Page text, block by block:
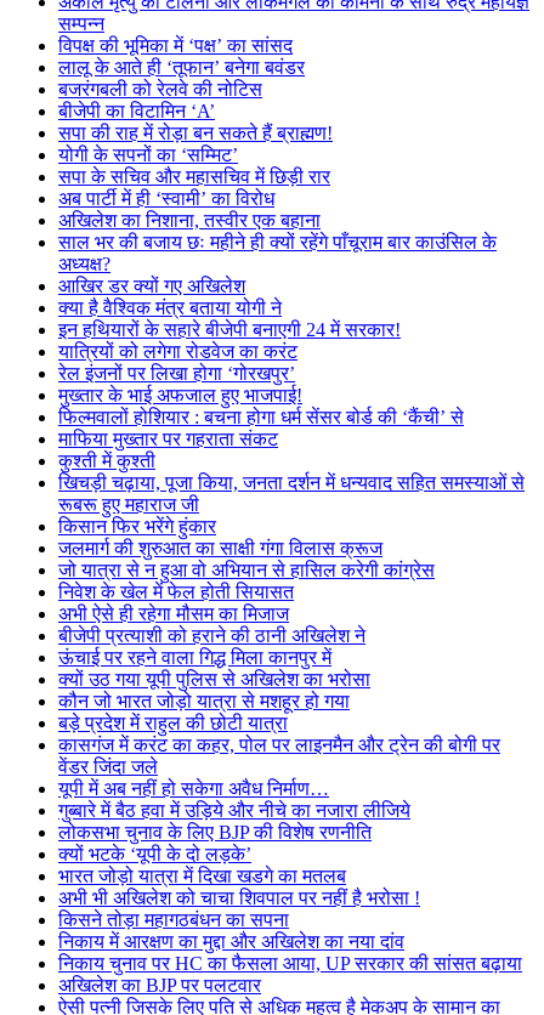
सम्पन्न
विपक्ष की भूमिका में ‘पक्ष’ का सांसद
लालू के आते ही ‘तूफान’ बनेगा बवंडर
बजरंगबली को रेलवे की नोटिस
बीजेपी का विटामिन ‘A’
सपा की राह में रोड़ा बन सकते हैं ब्राह्मण!
योगी के सपनों का ‘सम्मिट’
सपा के सचिव और महासचिव में छिड़ी रार
अब पार्टी में ही ‘स्वामी’ का विरोध
अखिलेश का निशाना, तस्वीर एक बहाना
साल भर की बजाय छः महीने ही क्यों रहेंगे पाँचूराम बार काउंसिल के
अध्यक्ष?
आखिर डर क्यों गए अखिलेश
क्या है वैश्विक मंत्र बताया योगी ने
इन हथियारों के सहारे बीजेपी बनाएगी 24 में सरकार!
यात्रियों को लगेगा रोडवेज का करंट
रेल इंजनों पर लिखा होगा ‘गोरखपुर’
मुख्तार के भाई अफजाल हुए भाजपाई!
फिल्मवालों होशियार : बचना होगा धर्म सेंसर बोर्ड की ‘कैंची’ से
माफिया मुख्तार पर गहराता संकट
कुश्ती में कुश्ती
खिचड़ी चढ़ाया, पूजा किया, जनता दर्शन में धन्यवाद सहित समस्याओं से
रूबरू हुए महाराज जी
किसान फिर भरेंगे हुंकार
जलमार्ग की शुरुआत का साक्षी गंगा विलास क्रूज
जो यात्रा से न हुआ वो अभियान से हासिल करेगी कांग्रेस
निवेश के खेल में फेल होती सियासत
अभी ऐसे ही रहेगा मौसम का मिजाज
बीजेपी प्रत्याशी को हराने की ठानी अखिलेश ने
ऊंचाई पर रहने वाला गिद्ध मिला कानपुर में
क्यों उठ गया यूपी पुलिस से अखिलेश का भरोसा
कौन जो भारत जोड़ो यात्रा से मशहूर हो गया
बड़े प्रदेश में राहुल की छोटी यात्रा
कासगंज में करंट का कहर, पोल पर लाइनमैन और ट्रेन की बोगी पर
वेंडर जिंदा जले
यूपी में अब नहीं हो सकेगा अवैध निर्माण…
गुब्बारे में बैठ हवा में उड़िये और नीचे का नजारा लीजिये
लोकसभा चुनाव के लिए BJP की विशेष रणनीति
क्यों भटके ‘यूपी के दो लड़के’
भारत जोड़ो यात्रा में दिखा खडगे का मतलब
अभी भी अखिलेश को चाचा शिवपाल पर नहीं है भरोसा !
किसने तोड़ा महागठबंधन का सपना
निकाय में आरक्षण का मुद्दा और अखिलेश का नया दांव
निकाय चुनाव पर HC का फैसला आया, UP सरकार की सांसत बढ़ाया
अखिलेश का BJP पर पलटवार
ऐसी पत्नी जिसके लिए पति से अधिक महत्व है मेकअप के सामान का